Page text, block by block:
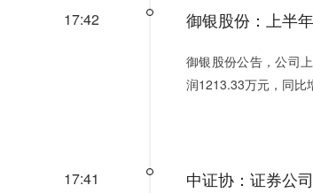
17:42 御银股份：上半
御银股份公告，公司
润1213.33万元，同比
17:41
中证协：证券公